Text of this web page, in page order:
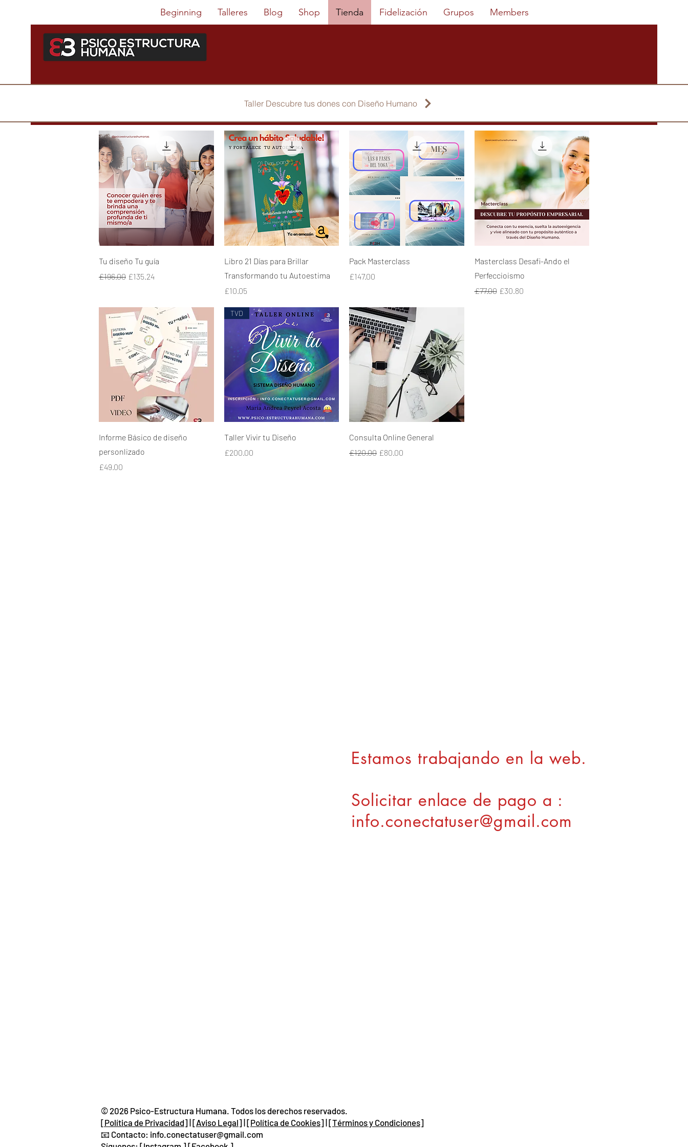
Taller Descubre tus dones con Diseño Humano
Beginning Talleres Blog Shop Tienda Fidelización Grupos Members
Quick View
Tu diseño Tu guía
Regular Price
£196.00 Sale Price
£135.24
Quick View
Libro 21 Días para Brillar
Transformando tu Autoestima
Price
£10.05
Quick View
Pack Masterclass
Price
£147.00
Quick View
Masterclass Desafi-Ando el
Perfeccioismo
Regular Price
£77.00 Sale Price
£30.80
Quick View
Informe Básico de diseño
personlizado
Price
£49.00
Quick View
TVD
Taller Vivir tu Diseño
Price
£200.00
Quick View
Consulta Online General
Regular Price
£120.00 Sale Price
£80.00
Estamos trabajando en la web.
Solicitar enlace de pago a :
info.conectatuser@gmail.com
© 2026 Psico-Estructura Humana. Todos los derechos reservados.
[Política de Privacidad] | [Aviso Legal] | [Política de Cookies] | [Términos y Condiciones]
📧 Contacto: info.conectatuser@gmail.com